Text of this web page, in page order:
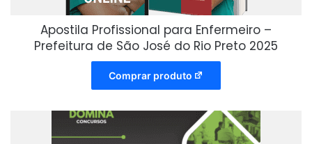
Apostila Profissional para Enfermeiro –
Prefeitura de São José do Rio Preto 2025
Comprar produto